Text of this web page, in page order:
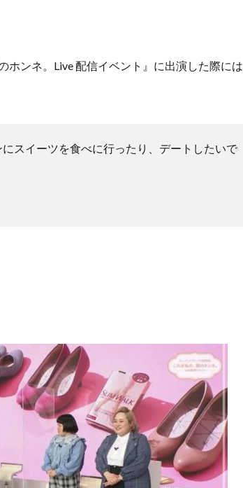
ホンネ。Live 配信イベント』に出演した際には
スイーツを食べに行ったり、デートしたいで